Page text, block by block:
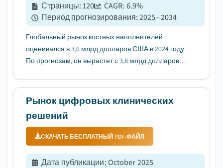
Страницы:120 CAGR: 6.9%
Период прогнозирования:2025 - 2034
Глобальный рынок костных наполнителей
оценивался в 3,6 млрд долларов США в 2024 году.
По прогнозам, он вырастет с 3,8 млрд долларов
период, согласно последнему отчету,
опубликованному компанией Global Marke...
Рынок цифровых клинических
решений
СКАЧАТЬ БЕСПЛАТНЫЙ PDF-ФАЙЛ
Дата публикации:October 2025